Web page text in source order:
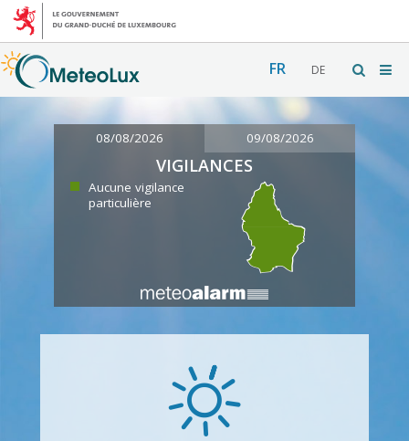
FR DE
08/08/2026 09/08/2026
VIGILANCES
Aucune vigilance
particulière